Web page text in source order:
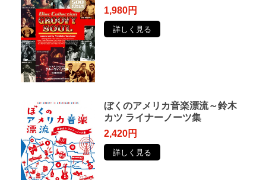
1,980円
詳しく見る
ぼくのアメリカ音楽漂流～鈴木
カツ ライナーノーツ集
2,420円
詳しく見る